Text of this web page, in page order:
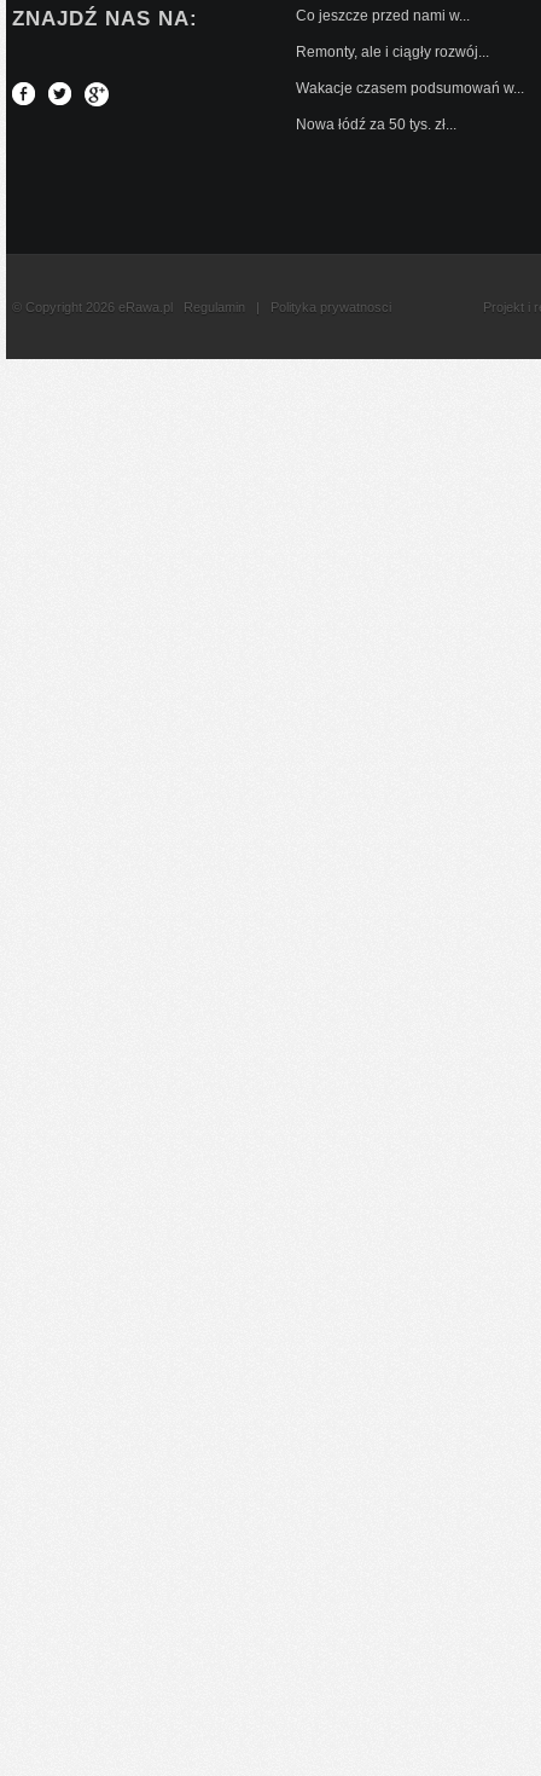
ZNAJDŹ NAS NA: Co jeszcze przed nami w...
Remonty, ale i ciągły rozwój...
Wakacje czasem podsumowań w...
Nowa łódź za 50 tys. zł...
© Copyright 2026 eRawa.pl Regulamin | Polityka prywatnosci Projekt i